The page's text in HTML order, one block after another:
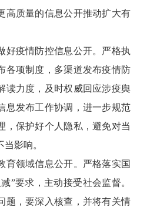
高质量的信息公开推动扩大有
疫情防控信息公开。严格执
各项制度，多渠道发布疫情防
读力度，及时权威回应涉疫舆
息发布工作协调，进一步规范
，保护好个人隐私，避免对当
影响。
领域信息公开。严格落实国
”要求，主动接受社会监督。
题，要深入核查，并将有关情